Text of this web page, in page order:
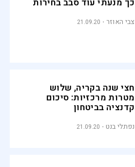
כך מנעתי עוד סבב בחירות
צבי האוזר 21.09.20
חצי שנה בקריה, שלוש
מטרות מרכזיות: סיכום
קדנציה בביטחון
נפתלי בנט 21.09.20